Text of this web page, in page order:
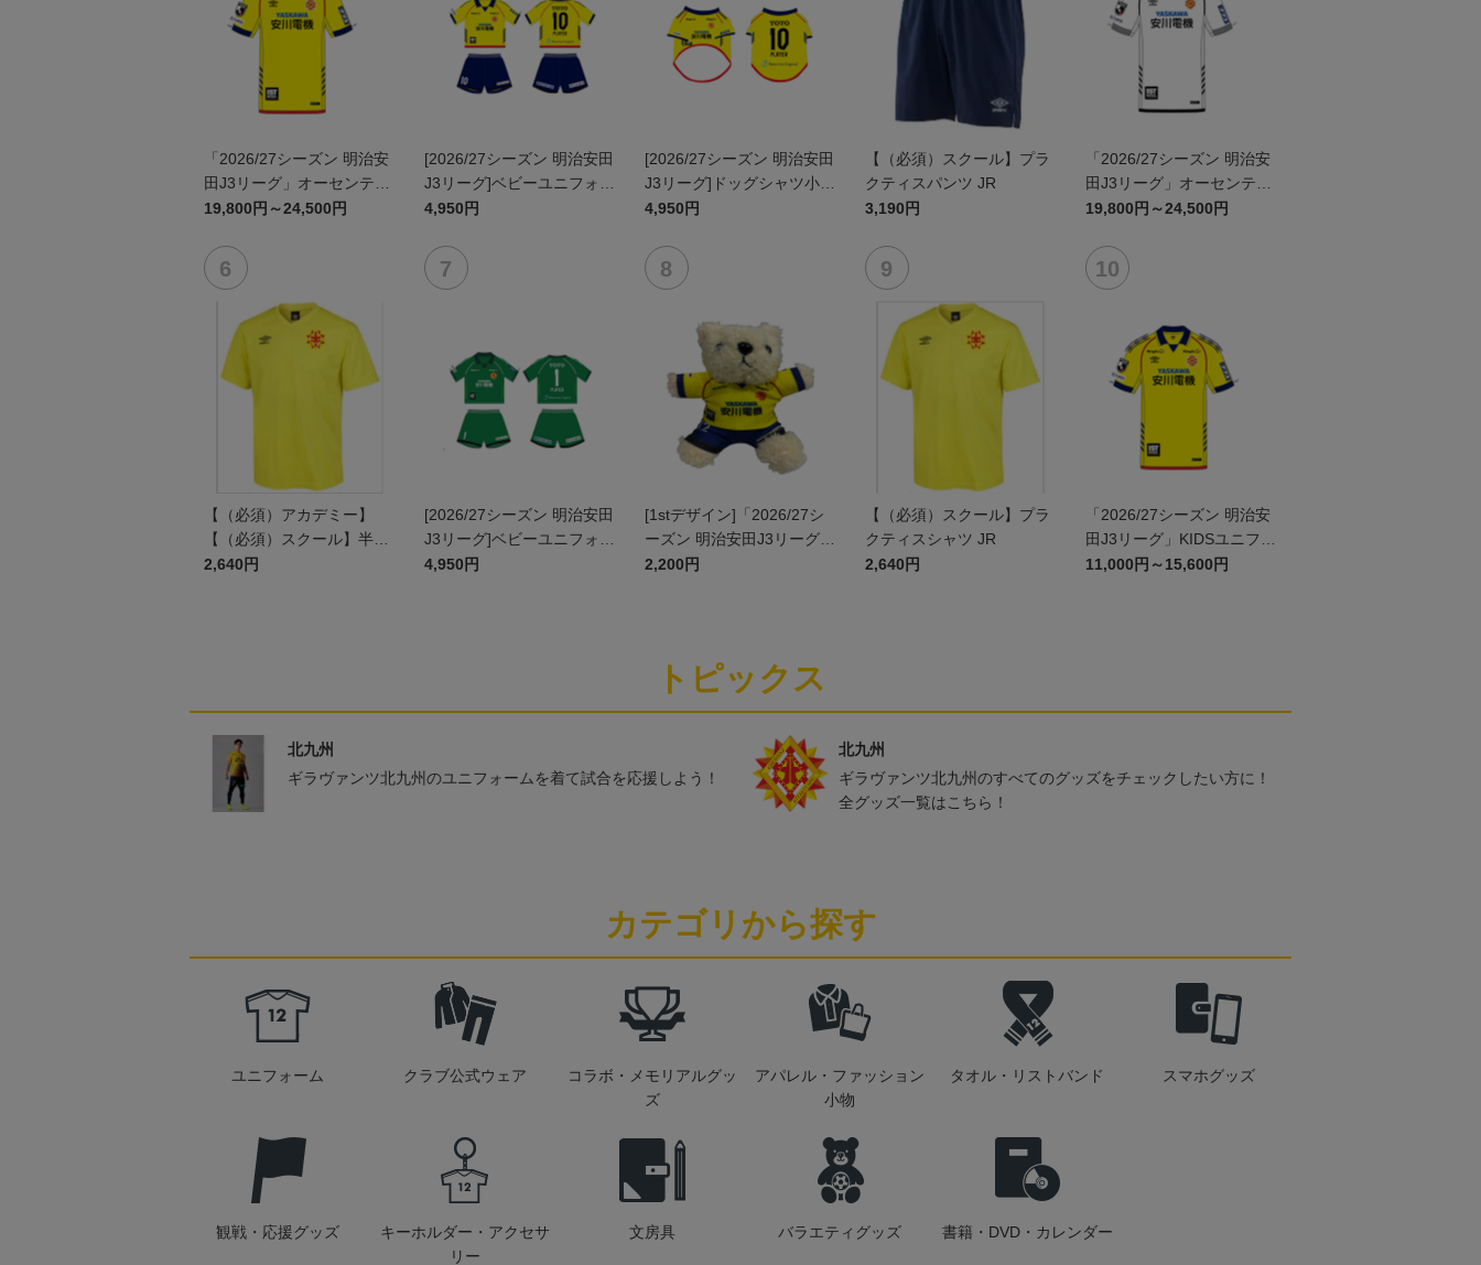
「2026/27シーズン 明治安
田J3リーグ」オーセンティ
ックユニフォームFP1st
19,800円～24,500円
[2026/27シーズン 明治安田
J3リーグ]ベビーユニフォー
ム上下セット(FP1stデザイ
4,950円
[2026/27シーズン 明治安田
J3リーグ]ドッグシャツ小型
犬用(FP1stデザイン)
4,950円
【（必須）スクール】プラ
クティスパンツ JR
3,190円
「2026/27シーズン 明治安
田J3リーグ」オーセンティ
ックユニフォームFP2nd
19,800円～24,500円
【（必須）アカデミー】
【（必須）スクール】半袖
プラクティスシャツ JR
2,640円
[2026/27シーズン 明治安田
J3リーグ]ベビーユニフォー
ム上下セット(GK1stデザイ
4,950円
[1stデザイン]「2026/27シ
ーズン 明治安田J3リーグ」
ユニフォームベア
2,200円
【（必須）スクール】プラ
クティスシャツ JR
2,640円
「2026/27シーズン 明治安
田J3リーグ」KIDSユニフォ
ームFP1st
11,000円～15,600円
トピックス
北九州
ギラヴァンツ北九州のユニフォームを着て試合を応援しよう！
北九州
ギラヴァンツ北九州のすべてのグッズをチェックしたい方に！
全グッズ一覧はこちら！
カテゴリから探す
ユニフォーム クラブ公式ウェア
コラボ・メモリアルグッ
ズ
アパレル・ファッション
小物
タオル・リストバンド スマホグッズ
観戦・応援グッズ
キーホルダー・アクセサ
リー
文房具 バラエティグッズ 書籍・DVD・カレンダー